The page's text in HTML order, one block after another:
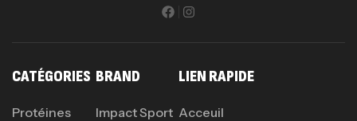
CATÉGORIES
Protéines
BRAND
Impact Sport
LIEN RAPIDE
Acceuil